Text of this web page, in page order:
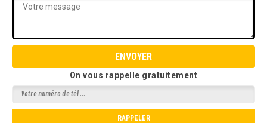
On vous rappelle gratuitement